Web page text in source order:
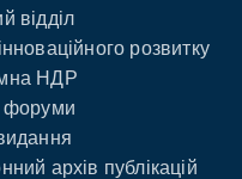
відділ
розвитку
НДР
форуми
архів публікацій